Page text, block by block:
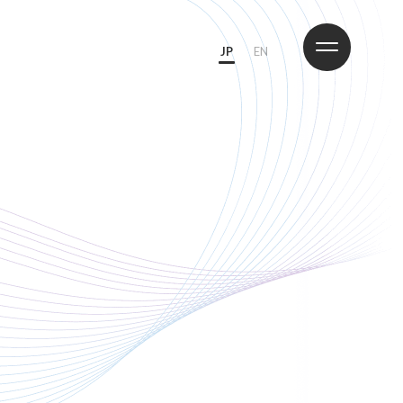
JP EN